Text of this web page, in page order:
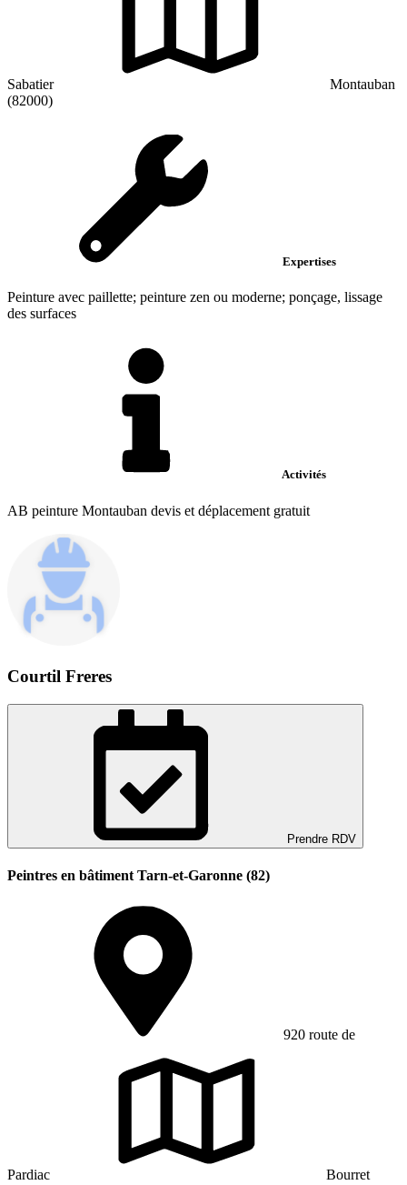
Sabatier
Montauban
(82000)
Expertises
Peinture avec paillette; peinture zen ou moderne; ponçage, lissage
des surfaces
Activités
AB peinture Montauban devis et déplacement gratuit
Courtil Freres
Prendre RDV
Peintres en bâtiment Tarn-et-Garonne (82)
920 route de
Pardiac
Bourret